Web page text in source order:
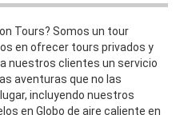
Tours? Somos un tour
en ofrecer tours privados y
nuestros clientes un servicio
aventuras que no las
incluyendo nuestros
en Globo de aire caliente en